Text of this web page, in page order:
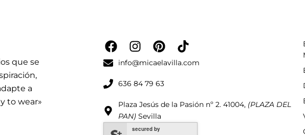
que se
a
to wear»
F
a
c
e
b
o
k
I
n
s
t
a
g
r
a
P
i
n
t
e
r
e
s
T
i
k
k
info@micaelavilla.com
636 84 79 63
Plaza Jesús de la Pasión nº 2. 41004, (PLAZA DEL
PAN) Sevilla
secured by